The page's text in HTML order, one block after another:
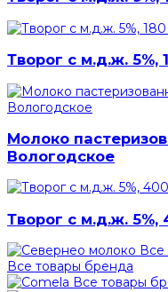
Творог с м.д.ж. 5%,
Молоко
Вологодское
Творог с м.д.ж. 5%,
Все
Все товары бренда
Все товары